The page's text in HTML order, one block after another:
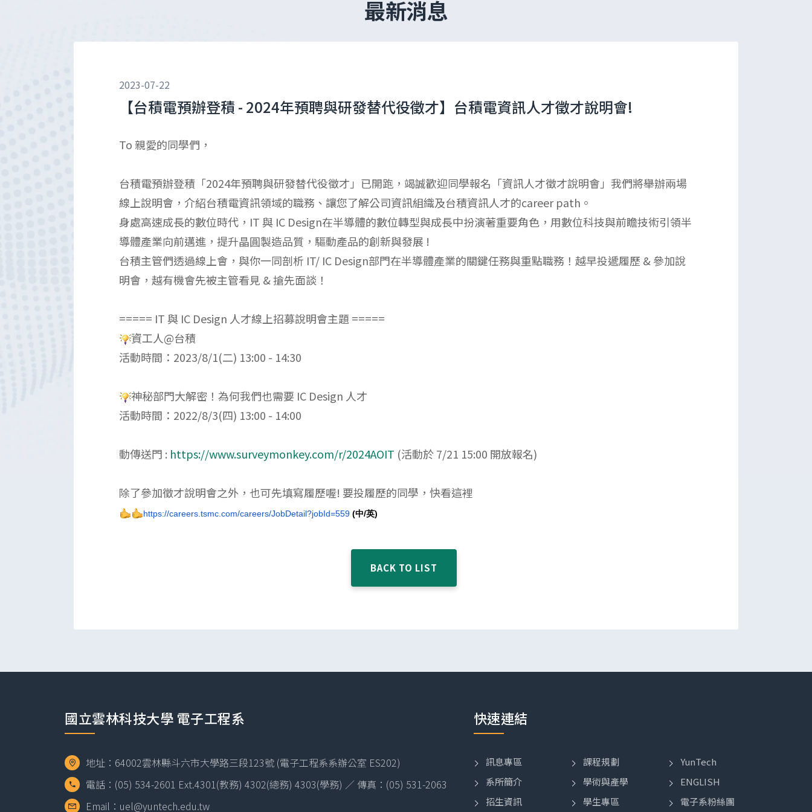
最新消息
2023-07-22
【台積電預辦登積 - 2024年預聘與研發替代役徵才】台積電資訊人才徵才說明會!
To 親愛的同學們，
台積電預辦登積「2024年預聘與研發替代役徵才」已開跑，竭誠歡迎同學報名「資訊人才徵才說明會」我們將舉辦兩場
線上說明會，介紹台積電資訊領域的職務、讓您了解公司資訊組織及台積資訊人才的career path。
身處高速成長的數位時代，IT 與 IC Design在半導體的數位轉型與成長中扮演著重要角色，用數位科技與前瞻技術引領半
導體產業向前邁進，提升晶圓製造品質，驅動產品的創新與發展 !
台積主管們透過線上會，與你一同剖析 IT/ IC Design部門在半導體產業的關鍵任務與重點職務！越早投遞履歷 & 參加說
明會，越有機會先被主管看見 & 搶先面談！
===== IT 與 IC Design 人才線上招募說明會主題 =====
資工人@台積
活動時間：2023/8/1(二) 13:00 - 14:30
神秘部門大解密！為何我們也需要 IC Design 人才
活動時間：2022/8/3(四) 13:00 - 14:00
動傳送門 : https://www.surveymonkey.com/r/2024AOIT (活動於 7/21 15:00 開放報名)
除了參加徵才說明會之外，也可先填寫履歷喔! 要投履歷的同學，快看這裡
https://careers. tsmc.com/careers/JobDetail?jobId=559 (中/英)
BACK TO LIST
國立雲林科技大學 電子工程系
地址：64002雲林縣斗六市大學路三段123號 (電子工程系系辦公室 ES202)
電話：(05) 534-2601 Ext.4301(教務) 4302(總務) 4303(學務) ／ 傳真：(05) 531-2063
Email：uel@yuntech.edu.tw
快速連結
訊息專區
系所簡介
招生資訊
課程規劃
學術與產學
學生專區
YunTech
ENGLISH
電子系粉絲團